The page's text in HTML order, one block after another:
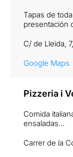
Tapas de
presentación
C/ de Lleida,
Google Maps
Pizzeria i
Comida
ensaladas...
Carrer de la